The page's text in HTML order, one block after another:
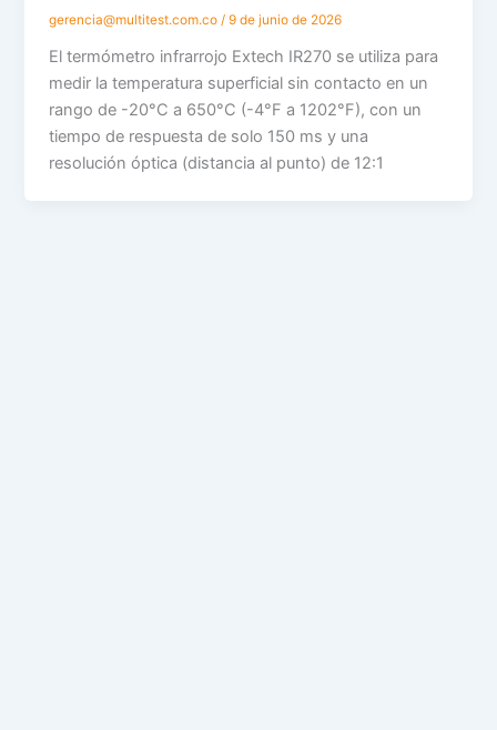
gerencia@multitest.com.co/9 de junio de 2026
El termómetro infrarrojo Extech IR270 se utiliza para
medir la temperatura superficial sin contacto en un
rango de -20°C a 650°C (-4°F a 1202°F), con un
tiempo de respuesta de solo 150 ms y una
resolución óptica (distancia al punto) de 12:1